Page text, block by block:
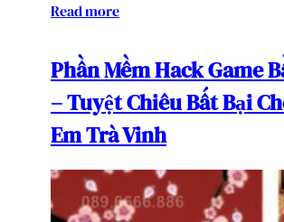
Read more
Phần Mềm Hack Game
– Tuyệt Chiêu Bất Bại
Em Trà Vinh